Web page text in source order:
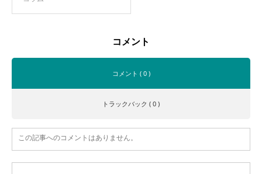
コメント
コメント ( 0 )
トラックバック ( 0 )
この記事へのコメントはありません。